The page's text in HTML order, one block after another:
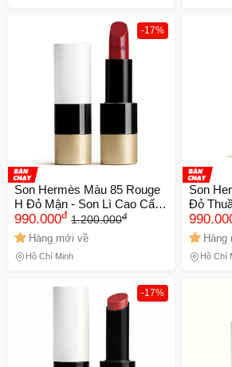
-17%
Son Hermès Màu 85 Rouge
H Đỏ Mận - Son Lì Cao Cấp
Chính Hãng, Đem Lại Sắc
Đỏ Tươi Tắn và Sang Trọng,
Một Biểu Tượng Của Phong
Cách
990.000đ 1.200.000đ
Hàng mới về
Hồ Chí Minh
Son
Đỏ
Hãng
Quyến
Tự Nhiên
Hàng
Hồ Chí
-17%